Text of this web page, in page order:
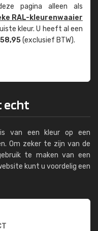
pagina alleen als
RAL-kleuren­waaier
kleur. U heeft al een
(exclusief BTW).
echt
van een kleur op een
Om zeker te zijn van de
te maken van een
kunt u voordelig een